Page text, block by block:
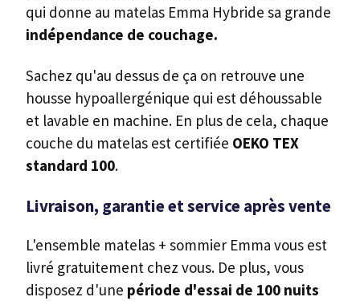
qui donne au matelas Emma Hybride sa grande
indépendance de couchage.
Sachez qu'au dessus de ça on retrouve une
housse hypoallergénique qui est déhoussable
et lavable en machine. En plus de cela, chaque
couche du matelas est certifiée OEKO TEX
standard 100.
Livraison, garantie et service après vente
L'ensemble matelas + sommier Emma vous est
livré gratuitement chez vous. De plus, vous
disposez d'une période d'essai de 100 nuits